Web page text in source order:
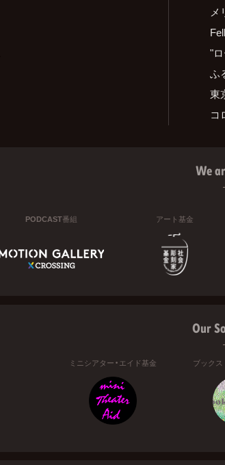
メ
"
ふ
東
コ
We
PODCAST番組 アート基金
Our
ミニシアター・エイド基金 ブックス